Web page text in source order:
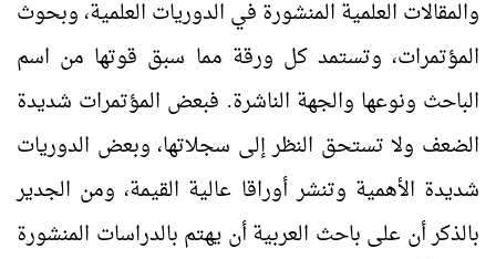
والمقالات العلمية المنشورة في الدوريات العلمية، وبحوث
المؤتمرات، وتستمد كل ورقة مما سبق قوتها من اسم
الباحث ونوعها والجهة الناشرة. فبعض المؤتمرات شديدة
الضعف ولا تستحق النظر إلى سجلاتها، وبعض الدوريات
شديدة الأهمية وتنشر أوراقا عالية القيمة، ومن الجدير
بالذكر أن على باحث العربية أن يهتم بالدراسات المنشورة